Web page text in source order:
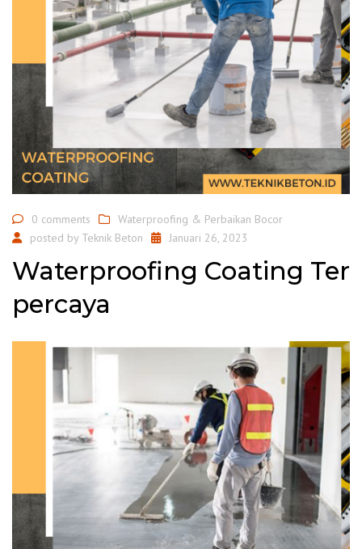
0 comments
Waterproofing & Perbaikan Bocor
posted by Teknik Beton Januari 26, 2023
Waterproofing Coating Ter
percaya